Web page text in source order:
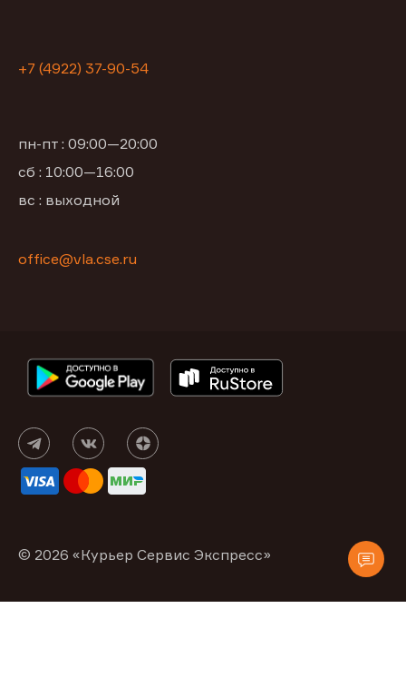
+7 (4922) 37-90-54
пн-пт : 09:00—20:00
сб : 10:00—16:00
вс : выходной
office@vla.cse.ru
© 2026 «Курьер Сервис Экспресс»